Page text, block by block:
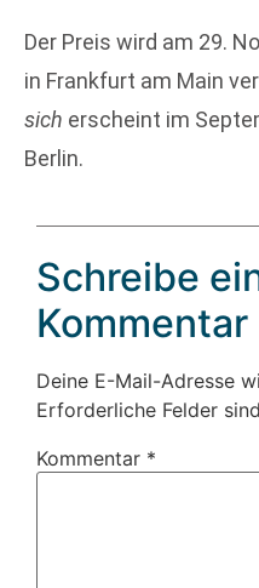
Der Preis wird am 29.
in Frankfurt am Main
sich erscheint im
Berlin.
Schreibe
Kommentar
Deine E-Mail-Adresse
Erforderliche Felder
Kommentar *